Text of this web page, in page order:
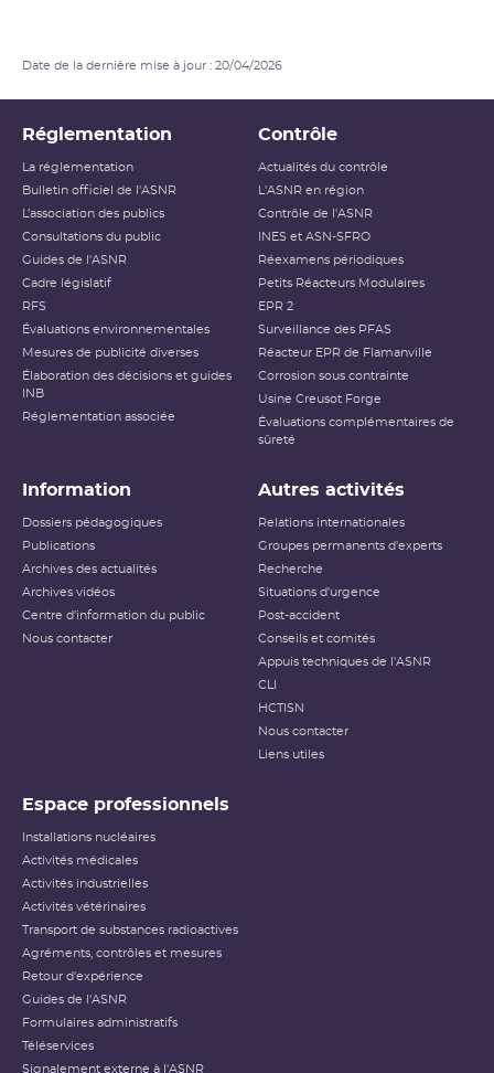
Date de la dernière mise à jour : 20/04/2026
Réglementation
La réglementation
Bulletin officiel de l'ASNR
L’association des publics
Consultations du public
Guides de l'ASNR
Cadre législatif
RFS
Évaluations environnementales
Mesures de publicité diverses
Élaboration des décisions et guides
INB
Réglementation associée
Contrôle
Actualités du contrôle
L'ASNR en région
Contrôle de l'ASNR
INES et ASN-SFRO
Réexamens périodiques
Petits Réacteurs Modulaires
EPR 2
Surveillance des PFAS
Réacteur EPR de Flamanville
Corrosion sous contrainte
Usine Creusot Forge
Évaluations complémentaires de
sûreté
Information
Dossiers pédagogiques
Publications
Archives des actualités
Archives vidéos
Centre d'information du public
Nous contacter
Autres activités
Relations internationales
Groupes permanents d'experts
Recherche
Situations d'urgence
Post-accident
Conseils et comités
Appuis techniques de l'ASNR
CLI
HCTISN
Nous contacter
Liens utiles
Espace professionnels
Installations nucléaires
Activités médicales
Activités industrielles
Activités vétérinaires
Transport de substances radioactives
Agréments, contrôles et mesures
Retour d'expérience
Guides de l'ASNR
Formulaires administratifs
Téléservices
Signalement externe à l'ASNR